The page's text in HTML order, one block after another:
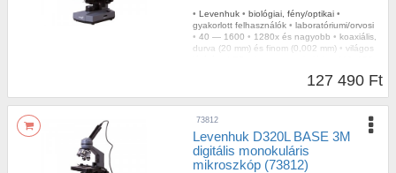
• Levenhuk • biológiai, fény/optikai •
gyakorlott felhasználók • laboratóriumi/orvosi
• 40 — 1600 • 1280x és nagyobb • koaxiális,
durva (20 mm) és finom (0,002 mm) • világos
127 490 Ft
73812
Levenhuk D320L BASE 3M
digitális monokuláris
mikroszkóp (73812)